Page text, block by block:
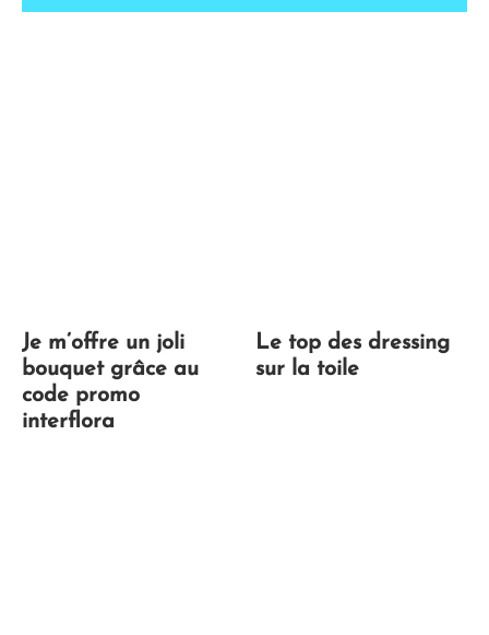
Je m’offre un joli
bouquet grâce au
code promo
interflora
Le top des dressing
sur la toile